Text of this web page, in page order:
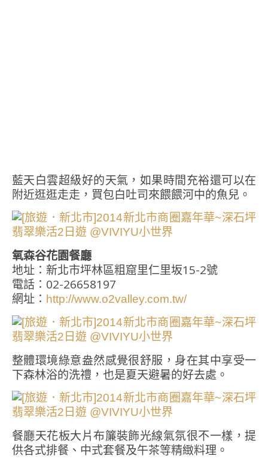
藍天白雲超級好的天氣，如果時間充裕還可以在
附近逛逛走走，買包白吐司來餵餵河中的魚兒。
氧森谷花園餐廳
地址：新北市坪林區粗窟里仁里坂15-2號
電話：02-26658197
網址： http://www.o2valley.com.tw/
整體環境綠意盎然感覺很舒服，身在其中享受一
下森林浴的洗禮，也是夏天避暑的好去處。
餐廳天花板大片布簾裝飾光線氣氛很不一樣，提
供各式排餐、中式套餐及午茶等精緻料理。